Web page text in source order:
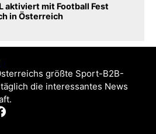
aktiviert mit Football Fest
in Österreich
größte Sport-B2B-
die interessantes News